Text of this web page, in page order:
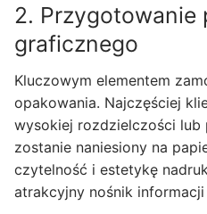
2. Przygotowanie
graficznego
Kluczowym elementem
opakowania. Najczęściej
wysokiej rozdzielczości
zostanie naniesiony na
czytelność i estetykę
atrakcyjny nośnik informacji